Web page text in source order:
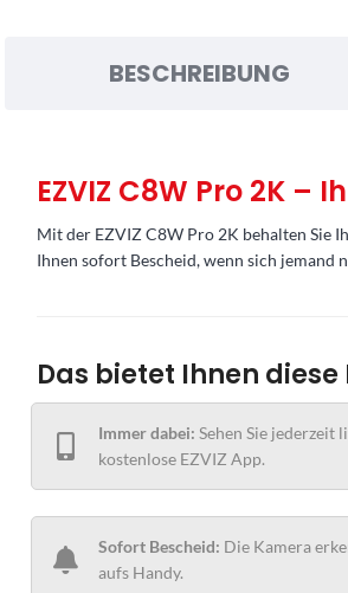
BESCHREIBUNG
EZVIZ C8W Pro 2K
Mit der EZVIZ C8W Pro 2K behalten Sie
Ihnen sofort Bescheid, wenn sich jemand
Das bietet Ihnen
Immer dabei: Sehen Sie jederzeit
kostenlose EZVIZ App.
Sofort Bescheid: Die Kamera
aufs Handy.